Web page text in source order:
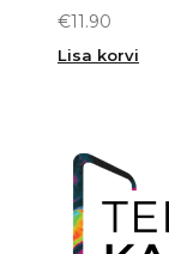
€11.90
Lisa korvi